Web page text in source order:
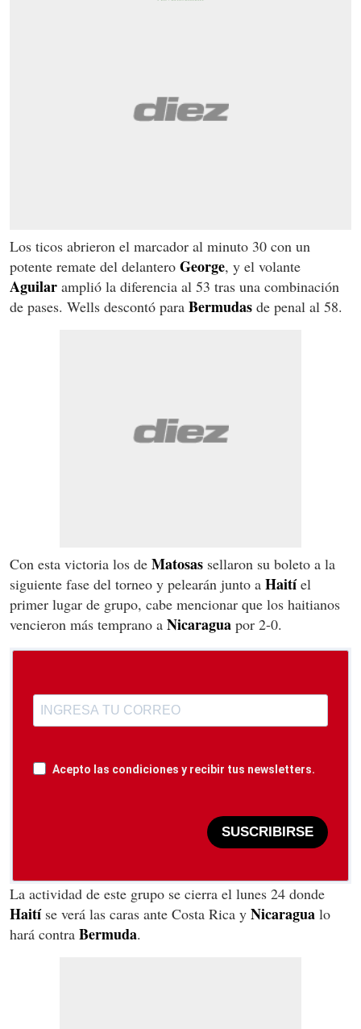
Los ticos abrieron el marcador al minuto 30 con un
potente remate del delantero George, y el volante
Aguilar amplió la diferencia al 53 tras una combinación
de pases. Wells descontó para Bermudas de penal al 58.
Con esta victoria los de Matosas sellaron su boleto a la
siguiente fase del torneo y pelearán junto a Haitíel
primer lugar de grupo, cabe mencionar que los haitianos
vencieron más temprano a Nicaragua por 2-0.
Acepto las condiciones y recibir tus newsletters.
SUSCRIBIRSE
La actividad de este grupo se cierra el lunes 24 donde
Haitíse verá las caras ante Costa Rica y Nicaragua lo
hará contra Bermuda.